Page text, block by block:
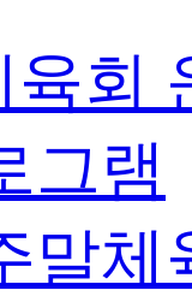
육회
그램
말체